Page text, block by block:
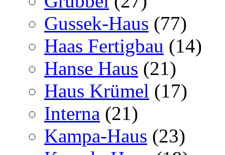
Gussek-Haus (77)
Haas Fertigbau (14)
Hanse Haus (21)
Haus Krümel (17)
Interna (21)
Kampa-Haus (23)